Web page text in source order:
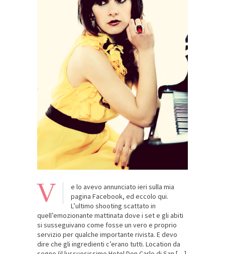
V
e lo avevo annunciato ieri sulla mia
pagina Facebook, ed eccolo qui.
L’ultimo shooting scattato in
quell’emozionante mattinata dove i set e gli abiti
si susseguivano come fosse un vero e proprio
servizio per qualche importante rivista. E devo
dire che gli ingredienti c’erano tutti. Location da